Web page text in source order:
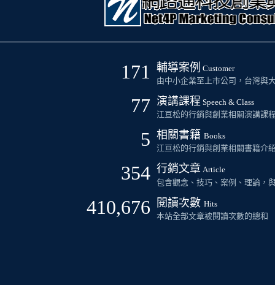
171 輔導案例 Customer
由中小企業至上市公司，台灣與
77 演講課程 Speech & Class
江亘松的行銷與創業相關演講課
5 相關書籍 Books
江亘松的行銷與創業相關書籍介
354 行銷文章 Article
包含觀念、技巧、案例、理論，
410,676 閱讀次數 Hits
本站全部文章被閱讀次數的總和